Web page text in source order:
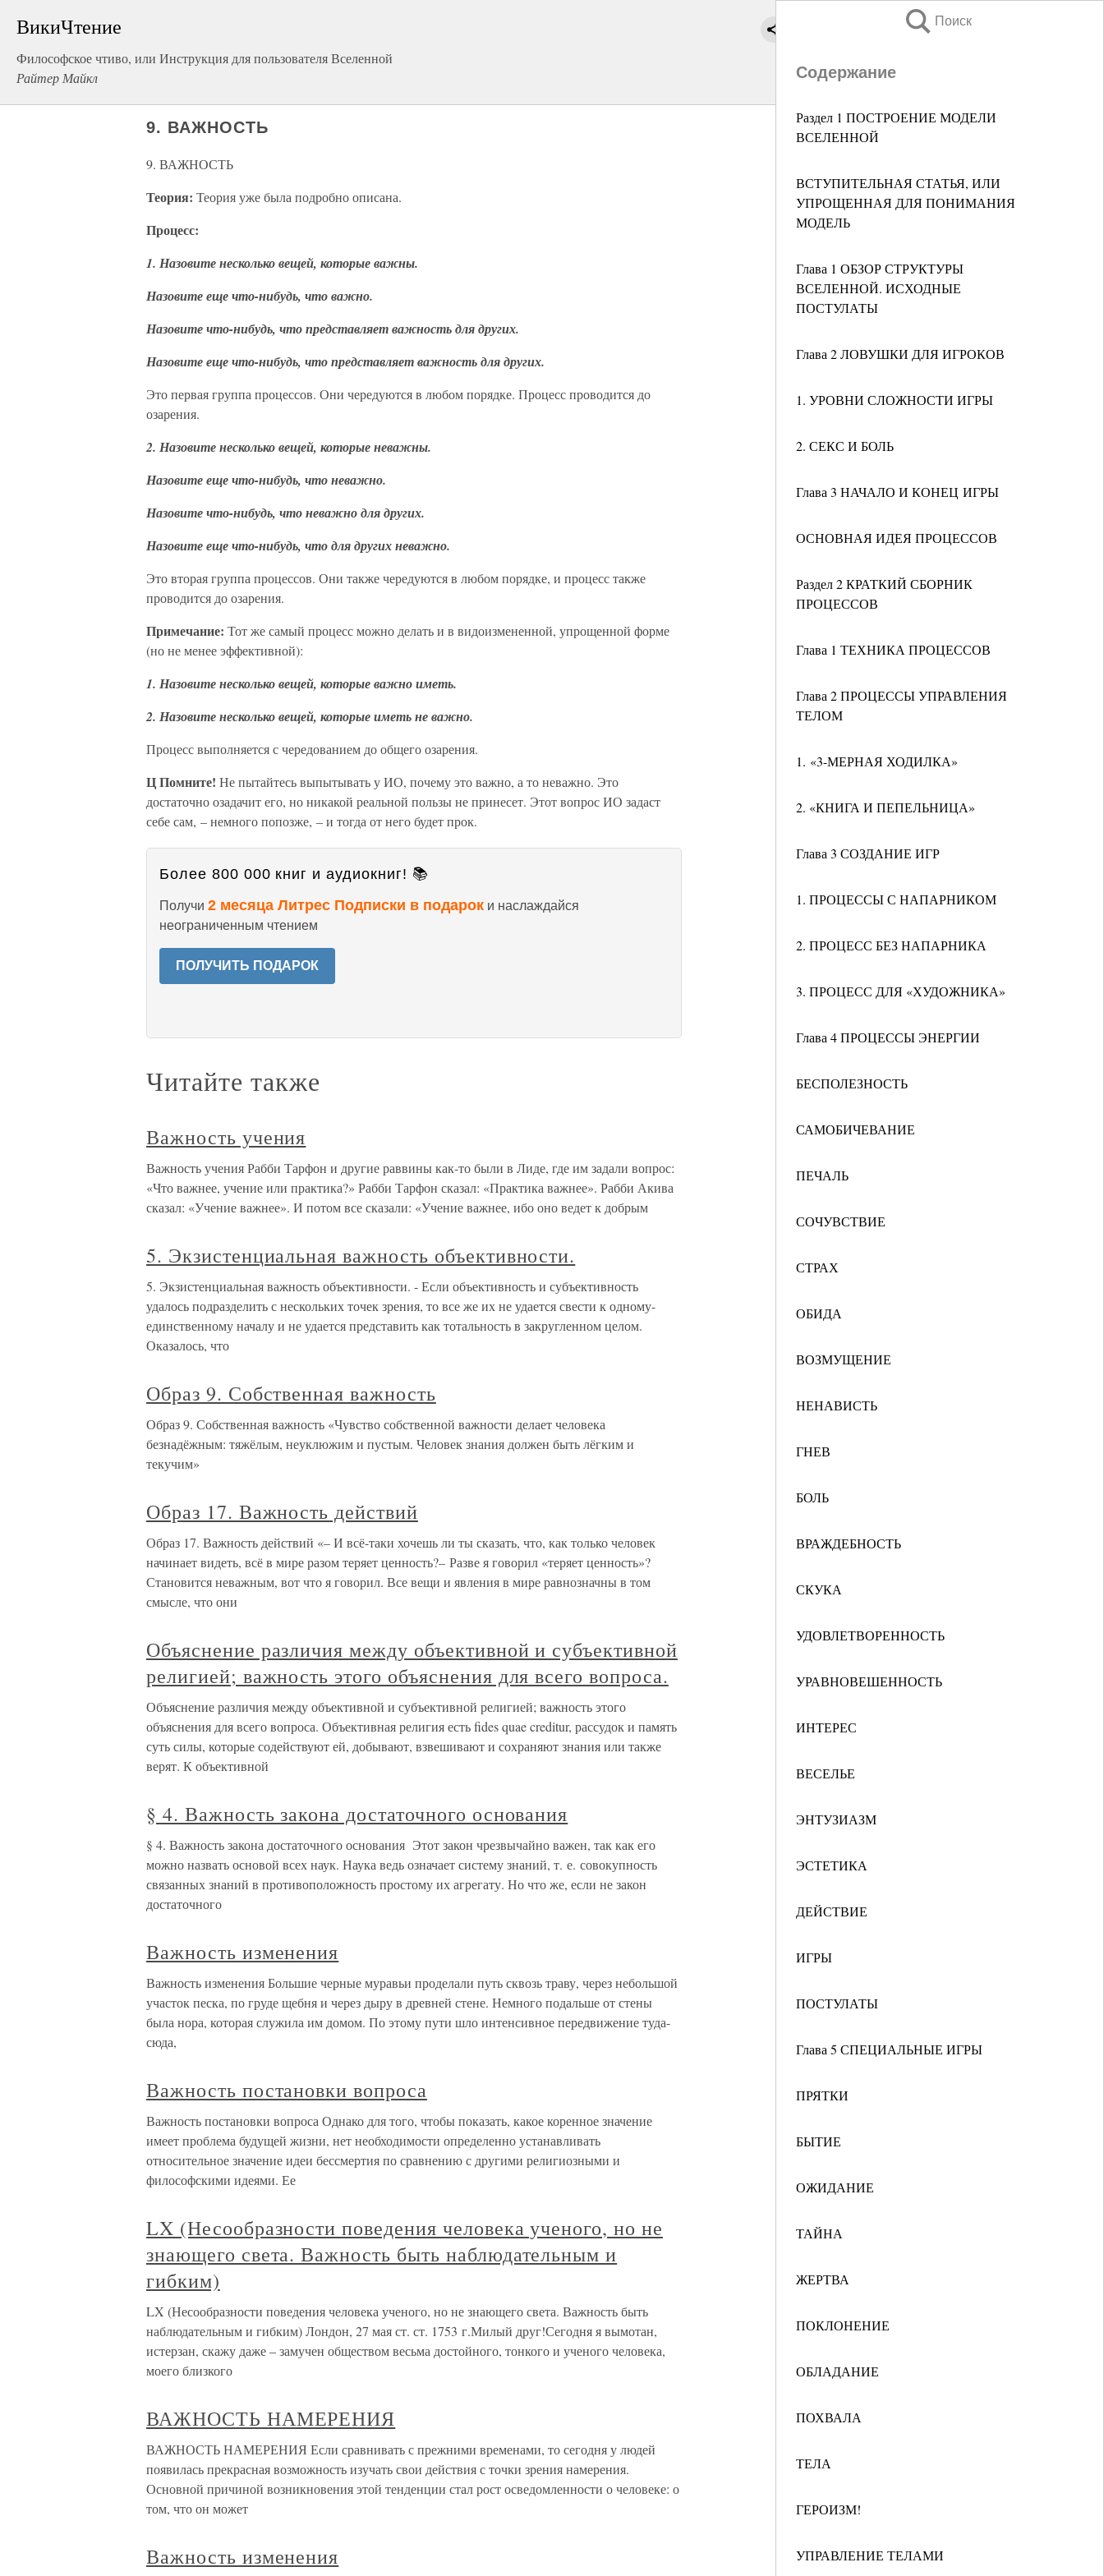
ВикиЧтение
Философское чтиво, или Инструкция для пользователя Вселенной
Райтер Майкл
Поиск
Содержание
Раздел 1 ПОСТРОЕНИЕ МОДЕЛИ
ВСЕЛЕННОЙ
ВСТУПИТЕЛЬНАЯ СТАТЬЯ, ИЛИ
УПРОЩЕННАЯ ДЛЯ ПОНИМАНИЯ
МОДЕЛЬ
Глава 1 ОБЗОР СТРУКТУРЫ
ВСЕЛЕННОЙ. ИСХОДНЫЕ
ПОСТУЛАТЫ
Глава 2 ЛОВУШКИ ДЛЯ ИГРОКОВ
1. УРОВНИ СЛОЖНОСТИ ИГРЫ
2. СЕКС И БОЛЬ
Глава 3 НАЧАЛО И КОНЕЦ ИГРЫ
ОСНОВНАЯ ИДЕЯ ПРОЦЕССОВ
Раздел 2 КРАТКИЙ СБОРНИК
ПРОЦЕССОВ
Глава 1 ТЕХНИКА ПРОЦЕССОВ
Глава 2 ПРОЦЕССЫ УПРАВЛЕНИЯ
ТЕЛОМ
1. «3-МЕРНАЯ ХОДИЛКА»
2. «КНИГА И ПЕПЕЛЬНИЦА»
Глава 3 СОЗДАНИЕ ИГР
1. ПРОЦЕССЫ С НАПАРНИКОМ
2. ПРОЦЕСС БЕЗ НАПАРНИКА
3. ПРОЦЕСС ДЛЯ «ХУДОЖНИКА»
Глава 4 ПРОЦЕССЫ ЭНЕРГИИ
БЕСПОЛЕЗНОСТЬ
САМОБИЧЕВАНИЕ
ПЕЧАЛЬ
СОЧУВСТВИЕ
СТРАХ
ОБИДА
ВОЗМУЩЕНИЕ
НЕНАВИСТЬ
ГНЕВ
БОЛЬ
ВРАЖДЕБНОСТЬ
СКУКА
УДОВЛЕТВОРЕННОСТЬ
УРАВНОВЕШЕННОСТЬ
ИНТЕРЕС
ВЕСЕЛЬЕ
ЭНТУЗИАЗМ
ЭСТЕТИКА
ДЕЙСТВИЕ
ИГРЫ
ПОСТУЛАТЫ
Глава 5 СПЕЦИАЛЬНЫЕ ИГРЫ
ПРЯТКИ
БЫТИЕ
ОЖИДАНИЕ
ТАЙНА
ЖЕРТВА
ПОКЛОНЕНИЕ
ОБЛАДАНИЕ
ПОХВАЛА
ТЕЛА
ГЕРОИЗМ!
УПРАВЛЕНИЕ ТЕЛАМИ
9. ВАЖНОСТЬ
9. ВАЖНОСТЬ
Теория: Теория уже была подробно описана.
Процесс:
1. Назовите несколько вещей, которые важны.
Назовите еще что-нибудь, что важно.
Назовите что-нибудь, что представляет важность для других.
Назовите еще что-нибудь, что представляет важность для других.
Это первая группа процессов. Они чередуются в любом порядке. Процесс проводится до
озарения.
2. Назовите несколько вещей, которые неважны.
Назовите еще что-нибудь, что неважно.
Назовите что-нибудь, что неважно для других.
Назовите еще что-нибудь, что для других неважно.
Это вторая группа процессов. Они также чередуются в любом порядке, и процесс также
проводится до озарения.
Примечание: Тот же самый процесс можно делать и в видоизмененной, упрощенной форме
(но не менее эффективной):
1. Назовите несколько вещей, которые важно иметь.
2. Назовите несколько вещей, которые иметь не важно.
Процесс выполняется с чередованием до общего озарения.
ЦПомните! Не пытайтесь выпытывать у ИО, почему это важно, а то неважно. Это
достаточно озадачит его, но никакой реальной пользы не принесет. Этот вопрос ИО задаст
себе сам, – немного попозже, – и тогда от него будет прок.
Более 800 000 книг и аудиокниг! 📚
Получи 2 месяца Литрес Подписки в подарок и наслаждайся
неограниченным чтением
ПОЛУЧИТЬ ПОДАРОК
Читайте также
Важность учения
Важность учения Рабби Тарфон и другие раввины как-то были в Лиде, где им задали вопрос:
«Что важнее, учение или практика?» Рабби Тарфон сказал: «Практика важнее». Рабби Акива
сказал: «Учение важнее». И потом все сказали: «Учение важнее, ибо оно ведет к добрым
5. Экзистенциальная важность объективности.
5. Экзистенциальная важность объективности. - Если объективность и субъективность
удалось подразделить с нескольких точек зрения, то все же их не удается свести к одному-
единственному началу и не удается представить как тотальность в закругленном целом.
Оказалось, что
Образ 9. Собственная важность
Образ 9. Собственная важность «Чувство собственной важности делает человека
безнадёжным: тяжёлым, неуклюжим и пустым. Человек знания должен быть лёгким и
текучим»
Образ 17. Важность действий
Образ 17. Важность действий «– И всё-таки хочешь ли ты сказать, что, как только человек
начинает видеть, всё в мире разом теряет ценность?– Разве я говорил «теряет ценность»?
Становится неважным, вот что я говорил. Все вещи и явления в мире равнозначны в том
смысле, что они
Объяснение различия между объективной и субъективной
религией; важность этого объяснения для всего вопроса.
Объяснение различия между объективной и субъективной религией; важность этого
объяснения для всего вопроса. Объективная религия есть fides quae creditur, рассудок и память
суть силы, которые содействуют ей, добывают, взвешивают и сохраняют знания или также
верят. К объективной
§ 4. Важность закона достаточного основания
§ 4. Важность закона достаточного основания Этот закон чрезвычайно важен, так как его
можно назвать основой всех наук. Наука ведь означает систему знаний, т. е. совокупность
связанных знаний в противоположность простому их агрегату. Но что же, если не закон
достаточного
Важность изменения
Важность изменения Большие черные муравьи проделали путь сквозь траву, через небольшой
участок песка, по груде щебня и через дыру в древней стене. Немного подальше от стены
была нора, которая служила им домом. По этому пути шло интенсивное передвижение туда-
сюда,
Важность постановки вопроса
Важность постановки вопроса Однако для того, чтобы показать, какое коренное значение
имеет проблема будущей жизни, нет необходимости определенно устанавливать
относительное значение идеи бессмертия по сравнению с другими религиозными и
философскими идеями. Ее
LX (Несообразности поведения человека ученого, но не
знающего света. Важность быть наблюдательным и
гибким)
LX (Несообразности поведения человека ученого, но не знающего света. Важность быть
наблюдательным и гибким) Лондон, 27 мая ст. ст. 1753 г.Милый друг!Сегодня я вымотан,
истерзан, скажу даже – замучен обществом весьма достойного, тонкого и ученого человека,
моего близкого
ВАЖНОСТЬ НАМЕРЕНИЯ
ВАЖНОСТЬ НАМЕРЕНИЯ Если сравнивать с прежними временами, то сегодня у людей
появилась прекрасная возможность изучать свои действия с точки зрения намерения.
Основной причиной возникновения этой тенденции стал рост осведомленности о человеке: о
том, что он может
Важность изменения